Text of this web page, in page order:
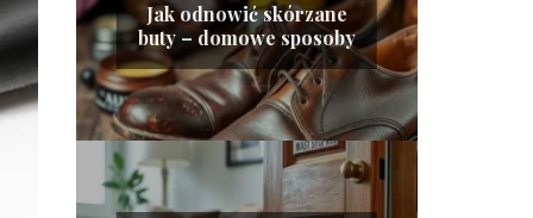
Jak odnowić skórzane
buty – domowe sposoby